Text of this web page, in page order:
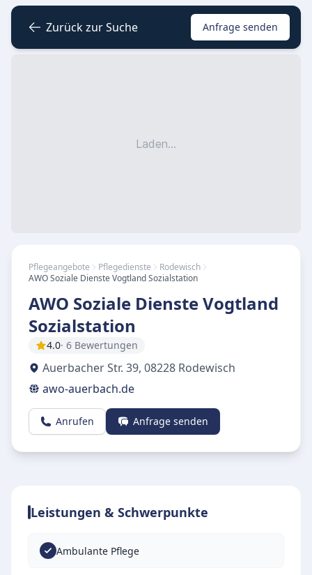
Zurück zur Suche Anfrage senden
Laden...
Pflegeangebote Pflegedienste
Rodewisch
AWO Soziale Dienste Vogtland Sozialstation
AWO Soziale Dienste Vogtland
Sozialstation
4.0· 6 Bewertungen
Auerbacher Str. 39, 08228 Rodewisch
awo-auerbach.de
Anrufen Anfrage senden
Leistungen & Schwerpunkte
Ambulante Pflege